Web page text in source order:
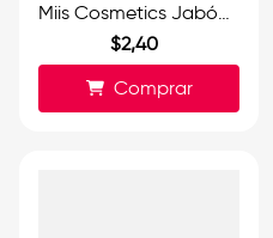
Miis Cosmetics Jabón de Glicerina para Cejas 13 g.
$2,40
Comprar